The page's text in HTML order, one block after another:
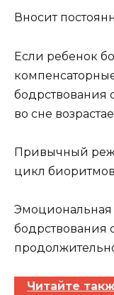
Вносит
Если ребенок
бодрствования
во сне
Привычный
цикл
Эмоциональная
бодрствования
Читайте